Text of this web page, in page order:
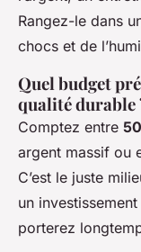
Rangez-le dans
chocs et de
Quel budget
qualité durable
Comptez entre
argent massif ou
C’est le juste
un
porterez